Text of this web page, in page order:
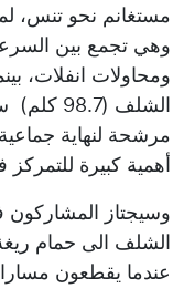
وهي تجمع بين
ومحاولات انفلات،
الشلف
مرشحة لنهاية
أهمية كبيرة للتمركز
وسيجتاز المشاركون
عندما يقطعون